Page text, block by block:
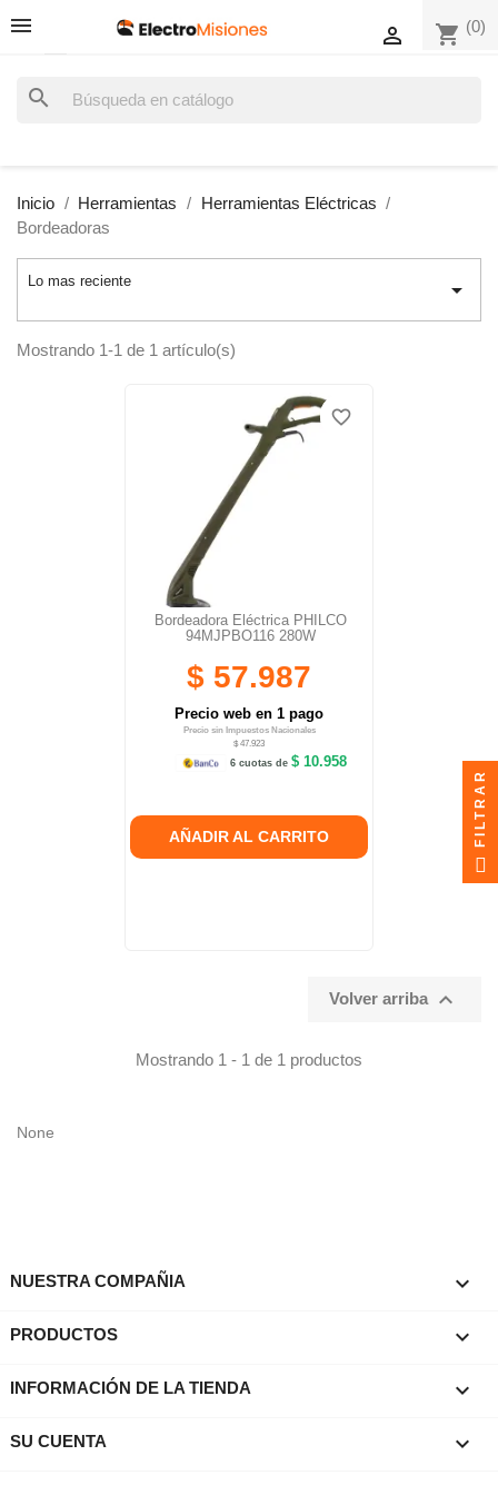
shopping_cart (0)

search
Inicio Herramientas
Herramientas Eléctricas
Bordeadoras
Lo mas reciente 
Mostrando 1-1 de 1 artículo(s)
Bordeadora Eléctrica PHILCO
94MJPBO116 280W
$ 57.987
Precio web en 1 pago
Precio sin Impuestos Nacionales
$ 47.923
6 cuotas de$ 10.958
AÑADIR AL CARRITO
favorite_border
favorite_border
Volver arriba 
Mostrando 1 - 1 de 1 productos
None
NUESTRA COMPAÑIA 
PRODUCTOS 
INFORMACIÓN DE LA TIENDA keyboard_arrow_down
SU CUENTA 
FILTRAR